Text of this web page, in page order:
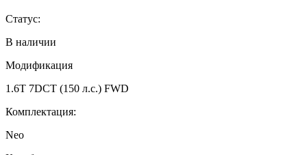
Статус:
В наличии
Модификация
1.6T 7DCT (150 л.с.) FWD
Комплектация:
Neo